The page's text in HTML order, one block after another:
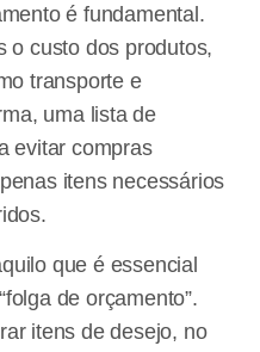
é fundamental.
o custo dos produtos,
transporte e
uma lista de
evitar compras
itens necessários
que é essencial
de orçamento”.
itens de desejo, no